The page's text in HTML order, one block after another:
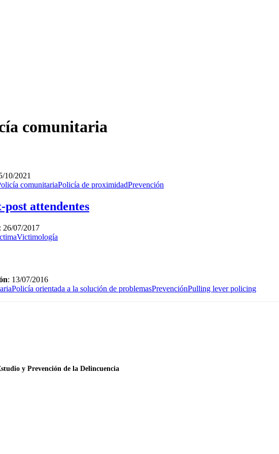
comunitaria
10/2021
comunitariaPolicía de proximidadPrevención
attendentes
: 26/07/2017
Victimología
: 13/07/2016
Policía orientada a la solución de problemasPrevenciónPulling lever policing
y Prevención de la Delincuencia